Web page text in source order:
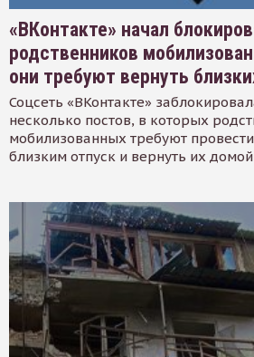
«ВКонтакте» начал
родственников
они требуют вернуть
Соцсеть «ВКонтакте»
несколько постов, в которых
мобилизованных требуют
близким отпуск и вернуть их домой